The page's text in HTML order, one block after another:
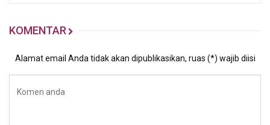
KOMENTAR
Alamat email Anda tidak akan dipublikasikan, ruas (*) wajib diisi